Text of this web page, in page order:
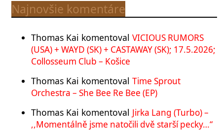
Najnovšie komentáre
Thomas Kai komentoval VICIOUS RUMORS
(USA) + WAYD (SK) + CASTAWAY (SK); 17.5.2026;
Collosseum Club – Košice
Thomas Kai komentoval Time Sprout
Orchestra – She Bee Re Bee (EP)
Thomas Kai komentoval Jirka Lang (Turbo) –
,,Momentálně jsme natočili dvě starší pecky…“